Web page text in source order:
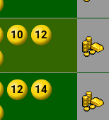
10
12
12
14